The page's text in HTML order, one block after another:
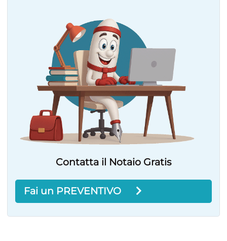
Contatta il Notaio Gratis
Fai un PREVENTIVO